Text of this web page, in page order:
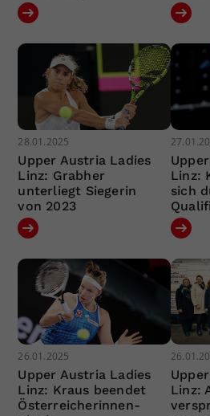
28.01.2025
Upper Austria Ladies
Linz: Grabher
unterliegt Siegerin
von 2023
Linz:
sich
26.01.2025
Upper Austria Ladies
Linz: Kraus beendet
Österreicherinnen-
Linz: